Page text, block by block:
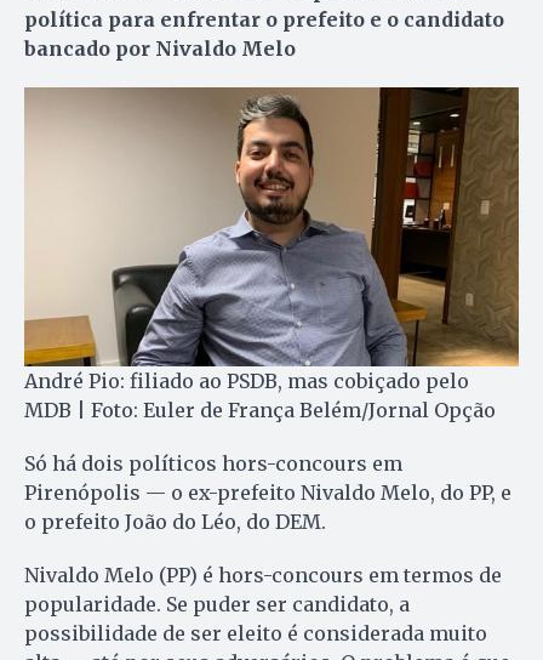
política para enfrentar o prefeito e o candidato
bancado por Nivaldo Melo
André Pio: filiado ao PSDB, mas cobiçado pelo
MDB | Foto: Euler de França Belém/Jornal Opção
Só há dois políticos hors-concours em
Pirenópolis — o ex-prefeito Nivaldo Melo, do PP, e
o prefeito João do Léo, do DEM.
Nivaldo Melo (PP) é hors-concours em termos de
popularidade. Se puder ser candidato, a
possibilidade de ser eleito é considerada muito